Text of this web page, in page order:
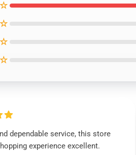
dependable service, this store
experience excellent.